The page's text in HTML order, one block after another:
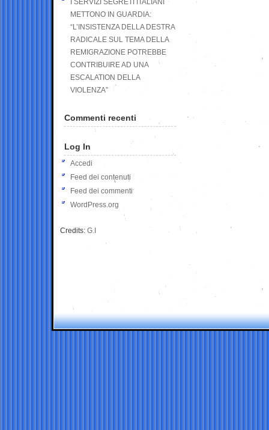
I SERVIZI SEGRETI ITALIANI
METTONO IN GUARDIA:
“L’INSISTENZA DELLA DESTRA
RADICALE SUL TEMA DELLA
REMIGRAZIONE POTREBBE
CONTRIBUIRE AD UNA
ESCALATION DELLA
VIOLENZA”
Commenti recenti
Log In
Accedi
Feed dei contenuti
Feed dei commenti
WordPress.org
Credits: G.I